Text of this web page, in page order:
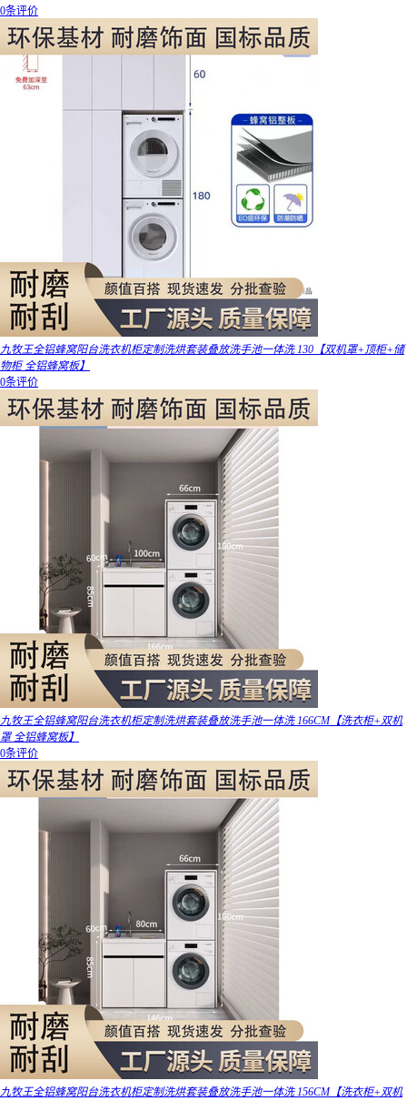
0条评价
九牧王全铝蜂窝阳台洗衣机柜定制洗烘套装叠放洗手池一体洗 130【双机罩+顶柜+储
物柜 全铝蜂窝板】
0条评价
九牧王全铝蜂窝阳台洗衣机柜定制洗烘套装叠放洗手池一体洗 166CM【洗衣柜+双机
罩 全铝蜂窝板】
0条评价
九牧王全铝蜂窝阳台洗衣机柜定制洗烘套装叠放洗手池一体洗 156CM【洗衣柜+双机